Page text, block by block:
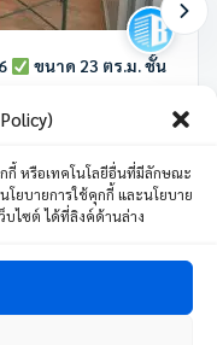
คุกกี้ หรือเทคโนโลยีอื่นที่มีลักษณะ
โยบายการใช้คุกกี้ และนโยบาย
บไซต์ ได้ที่ลิงค์ด้านล่าง
ขนาด 23 ตร.ม. ชั้น
หลวง เขตสวนหลวง
จอดรถ 23 ตร.ม.